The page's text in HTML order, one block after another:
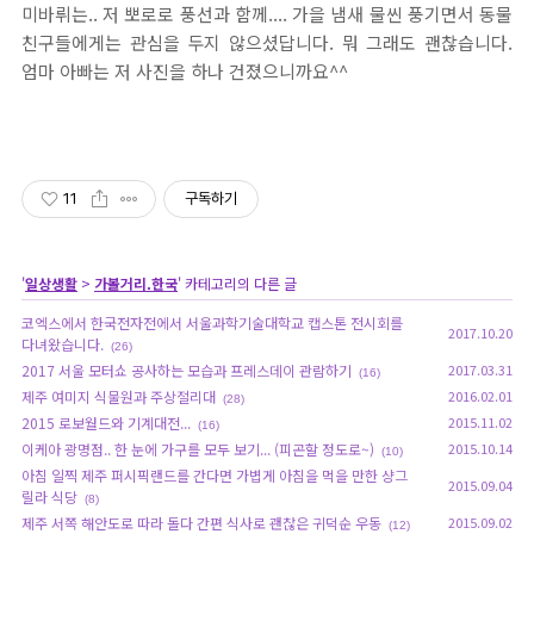
미바뤼는.. 저 뽀로로 풍선과 함께.... 가을 냄새 물씬 풍기면서 동물
친구들에게는 관심을 두지 않으셨답니다. 뭐 그래도 괜찮습니다.
엄마 아빠는 저 사진을 하나 건졌으니까요^^
11 구독하기
'일상생활 > 가볼거리.한국' 카테고리의 다른 글
코엑스에서 한국전자전에서 서울과학기술대학교 캡스톤 전시회를
다녀왔습니다. (26)
2017.10.20
2017 서울 모터쇼 공사하는 모습과 프레스데이 관람하기 (16) 2017.03.31
제주 여미지 식물원과 주상절리대 (28) 2016.02.01
2015 로보월드와 기계대전... (16) 2015.11.02
이케아 광명점.. 한 눈에 가구를 모두 보기... (피곤할 정도로~) (10) 2015.10.14
아침 일찍 제주 퍼시픽랜드를 간다면 가볍게 아침을 먹을 만한 샹그
릴라 식당 (8)
2015.09.04
제주 서쪽 해안도로 따라 돌다 간편 식사로 괜찮은 귀덕순 우동 (12) 2015.09.02